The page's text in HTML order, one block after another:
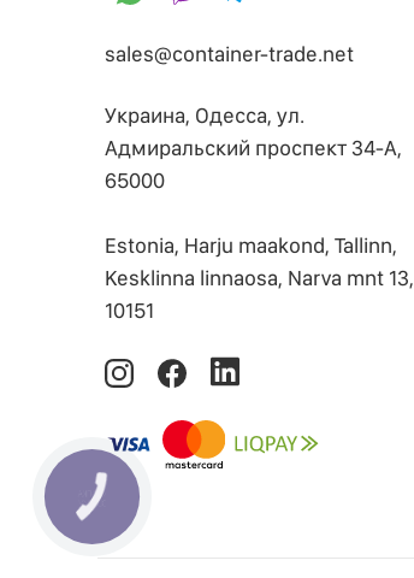
sales@container-trade.net
Украина, Одесса, ул.
Адмиральский проспект 34-А,
65000
Estonia, Harju maakond, Tallinn,
Kesklinna linnaosa, Narva mnt 13,
10151
КНОПКА
ЗВ'ЯЗКУ